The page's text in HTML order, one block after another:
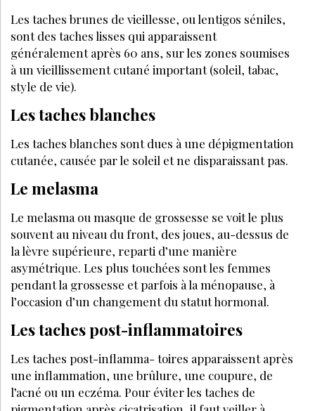
AUX ABONNÉS
Déjà abonné ?
Se connecter
Accédez à tous nos articles et dossiers en
illimité
Soyez informé en avant-première des actualités
Bénéficiez de tarifs préférentiels sur nos
produits et évènements
JE M’ABONNE
VOS QUESTIONS:
Qu'est-ce que l'hyperpigmentation ?